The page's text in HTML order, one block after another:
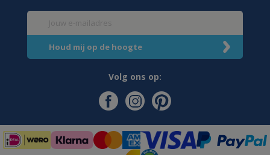
Volg ons op: